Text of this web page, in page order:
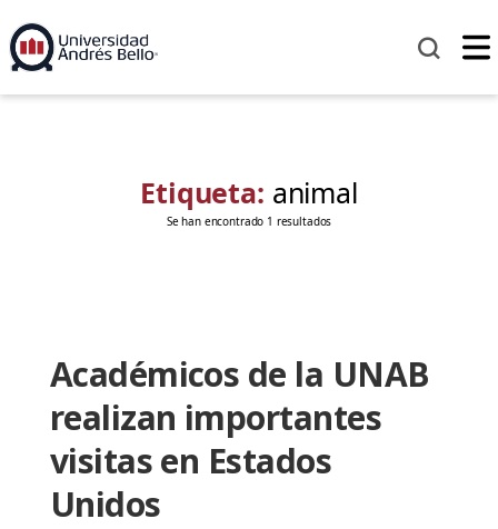
Etiqueta: animal
Se han encontrado 1 resultados
Académicos de la UNAB
realizan importantes
visitas en Estados
Unidos